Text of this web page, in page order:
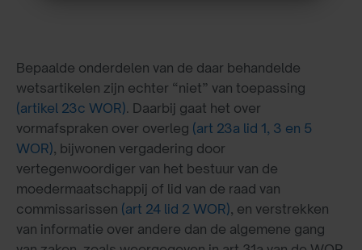
Bepaalde onderdelen van de daar behandelde
wetsartikelen zijn echter “niet” van toepassing
(artikel 23c WOR). Daarbij gaat het over
vormafspraken over overleg (art 23a lid 1, 3 en 5
WOR), bijwonen vergadering door
vertegenwoordiger van het bestuur van de
moedermaatschappij of lid van de raad van
commissarissen (art 24 lid 2 WOR), en verstrekken
van informatie over andere dan de algemene gang